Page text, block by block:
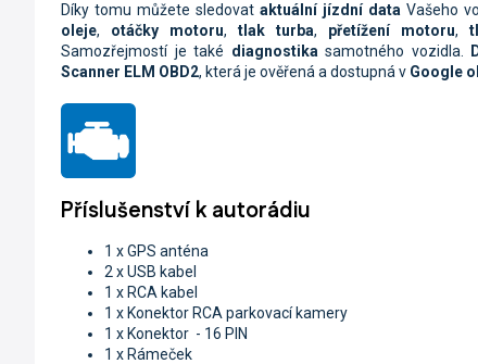
Díky tomu můžete sledovataktuální jízdní data Vašeho
oleje, otáčky motoru, tlak turba, přetížení motoru,
Samozřejmostí je také diagnostika samotného vozidla.
Scanner ELM OBD2, která je ověřená a dostupná v Google
Příslušenství k autorádiu
1 x GPS anténa
2 x USB kabel
1 x RCA kabel
1 x Konektor RCA parkovací kamery
1 x Konektor - 16 PIN
1 x Rámeček